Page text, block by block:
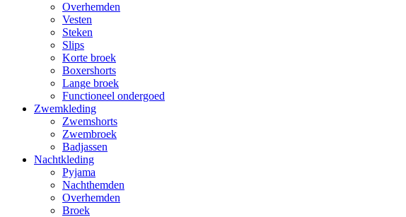
Overhemden
Vesten
Steken
Slips
Korte broek
Boxershorts
Lange broek
Functioneel ondergoed
Zwemkleding
Zwemshorts
Zwembroek
Badjassen
Nachtkleding
Pyjama
Nachthemden
Overhemden
Broek